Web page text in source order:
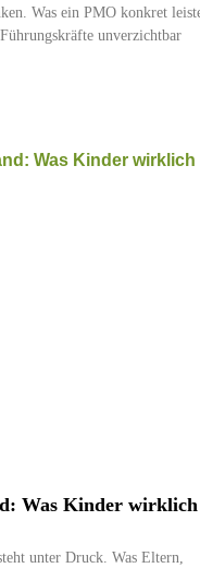
Was ein PMO konkret
unverzichtbar
Was Kinder wirklich
unter Druck. Was Eltern,